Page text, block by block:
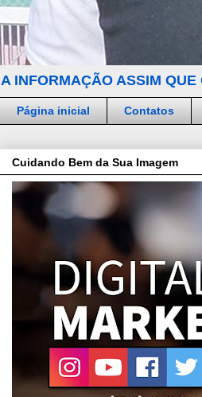
A INFORMAÇÃO ASSIM
Página inicial Contatos
Cuidando Bem da Sua Imagem